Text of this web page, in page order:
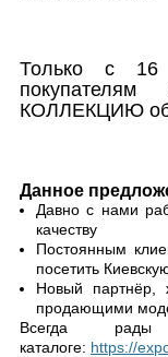
Только с
КОЛЛЕКЦИЮ
Данное
Давно с нами
качеству
Постоянным
посетить
Новый партнёр,
продающими
Всегда
каталоге: https://